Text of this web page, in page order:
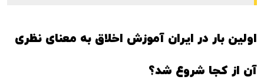
اولین بار در ایران آموزش اخلاق به معنای نظری
آن از کجا شروع شد؟